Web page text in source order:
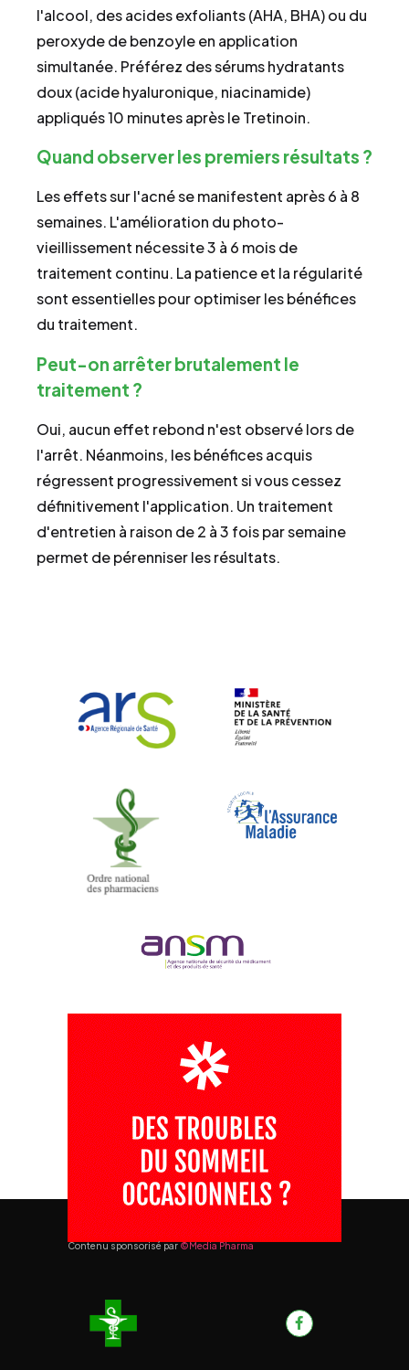
l'alcool, des acides exfoliants (AHA, BHA) ou du
peroxyde de benzoyle en application
simultanée. Préférez des sérums hydratants
doux (acide hyaluronique, niacinamide)
appliqués 10 minutes après le Tretinoin.
Quand observer les premiers résultats ?
Les effets sur l'acné se manifestent après 6 à 8
semaines. L'amélioration du photo-
vieillissement nécessite 3 à 6 mois de
traitement continu. La patience et la régularité
sont essentielles pour optimiser les bénéfices
du traitement.
Peut-on arrêter brutalement le
traitement ?
Oui, aucun effet rebond n'est observé lors de
l'arrêt. Néanmoins, les bénéfices acquis
régressent progressivement si vous cessez
définitivement l'application. Un traitement
d'entretien à raison de 2 à 3 fois par semaine
permet de pérenniser les résultats.
Contenu sponsorisé par ©Media Pharma